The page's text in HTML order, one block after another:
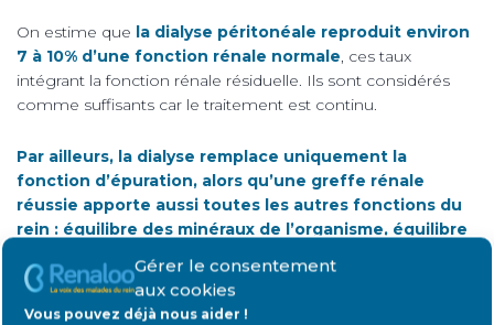
Gérer le consentement
aux cookies
Vous pouvez déjà nous aider !
On estime que la dialyse péritonéale reproduit environ
7 à 10% d’une fonction rénale normale, ces taux
intégrant la fonction rénale résiduelle. Ils sont considérés
comme suffisants car le traitement est continu.
Par ailleurs, la dialyse remplace uniquement la
fonction d’épuration, alors qu’une greffe rénale
réussie apporte aussi toutes les autres fonctions du
rein : équilibre des minéraux de l’organisme, équilibre
vitamines…